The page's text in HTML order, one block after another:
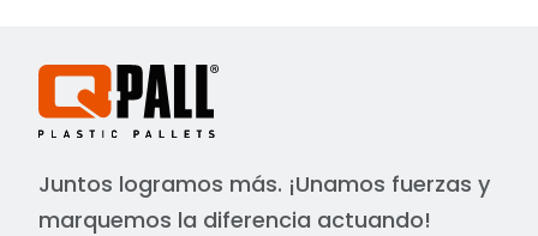
Juntos logramos más. ¡Unamos fuerzas y
marquemos la diferencia actuando!